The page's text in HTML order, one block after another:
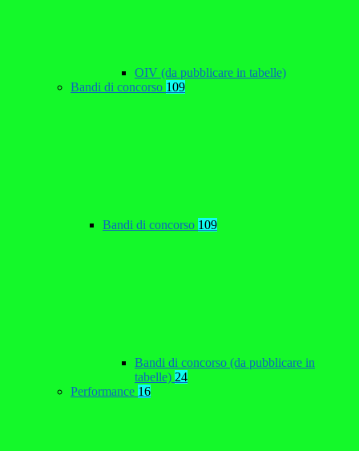
OIV (da pubblicare in tabelle)
Bandi di concorso 109
Bandi di concorso 109
Bandi di concorso (da pubblicare in
tabelle) 24
Performance 16